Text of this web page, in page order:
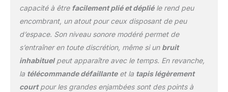
capacité à être facilement plié et dépliéle rend peu
encombrant, un atout pour ceux disposant de peu
d’espace. Son niveau sonore modéré permet de
s’entraîner en toute discrétion, même si un bruit
inhabituelpeut apparaître avec le temps. En revanche,
la télécommande défaillanteet la tapis légèrement
courtpour les grandes enjambées sont des points à